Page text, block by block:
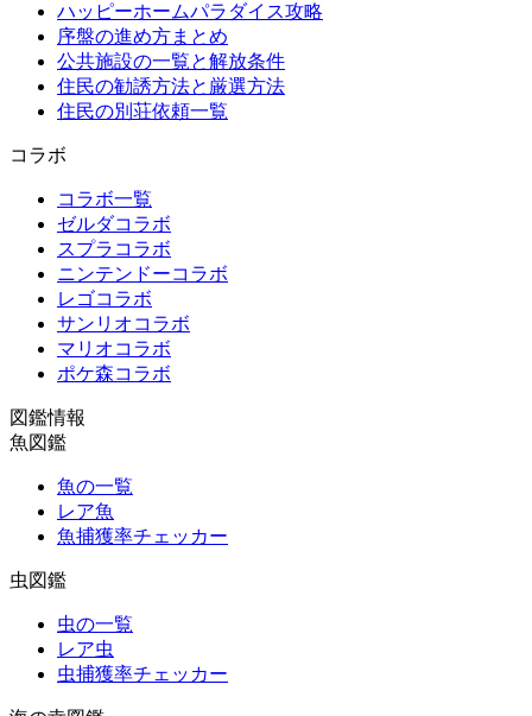
ハッピーホームパラダイス攻略
序盤の進め方まとめ
公共施設の一覧と解放条件
住民の勧誘方法と厳選方法
住民の別荘依頼一覧
コラボ
コラボ一覧
ゼルダコラボ
スプラコラボ
ニンテンドーコラボ
レゴコラボ
サンリオコラボ
マリオコラボ
ポケ森コラボ
図鑑情報
魚図鑑
魚の一覧
レア魚
魚捕獲率チェッカー
虫図鑑
虫の一覧
レア虫
虫捕獲率チェッカー